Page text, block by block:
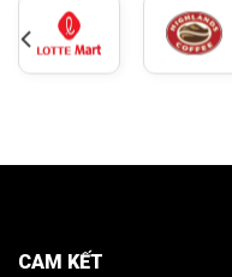
CAM KẾT